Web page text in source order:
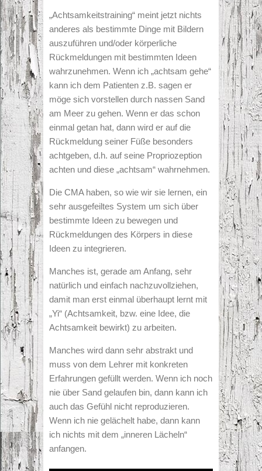
„Achtsamkeitstraining“ meint jetzt nichts
anderes als bestimmte Dinge mit Bildern
auszuführen und/oder körperliche
Rückmeldungen mit bestimmten Ideen
wahrzunehmen. Wenn ich „achtsam gehe“
kann ich dem Patienten z.B. sagen er
möge sich vorstellen durch nassen Sand
am Meer zu gehen. Wenn er das schon
einmal getan hat, dann wird er auf die
Rückmeldung seiner Füße besonders
achtgeben, d.h. auf seine Propriozeption
achten und diese „achtsam“ wahrnehmen.
Die CMA haben, so wie wir sie lernen, ein
sehr ausgefeiltes System um sich über
bestimmte Ideen zu bewegen und
Rückmeldungen des Körpers in diese
Ideen zu integrieren.
Manches ist, gerade am Anfang, sehr
natürlich und einfach nachzuvollziehen,
damit man erst einmal überhaupt lernt mit
„Yi“ (Achtsamkeit, bzw. eine Idee, die
Achtsamkeit bewirkt) zu arbeiten.
Manches wird dann sehr abstrakt und
muss von dem Lehrer mit konkreten
Erfahrungen gefüllt werden. Wenn ich noch
nie über Sand gelaufen bin, dann kann ich
auch das Gefühl nicht reproduzieren.
Wenn ich nie gelächelt habe, dann kann
ich nichts mit dem „inneren Lächeln“
anfangen.